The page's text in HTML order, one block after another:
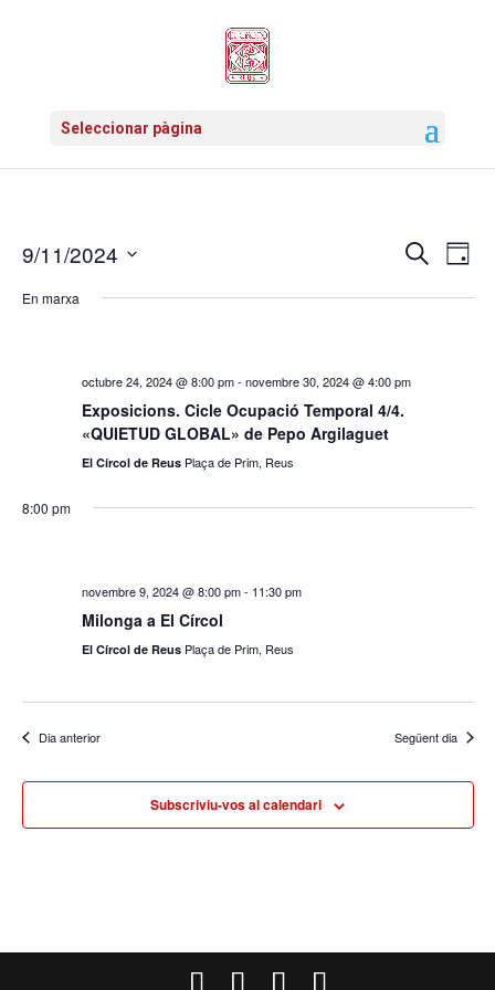
Seleccionar pàgina
visual
cerca
Cerca
de
Dia
9/11/2024
una
En marxa
octubre 24, 2024 @ 8:00 pm- novembre 30, 2024 @ 4:00 pm
Exposicions. Cicle Ocupació Temporal 4/4.
«QUIETUD GLOBAL» de Pepo Argilaguet
El Círcol de Reus Plaça de Prim, Reus
8:00 pm
novembre 9, 2024 @ 8:00 pm- 11:30 pm
Milonga a El Círcol
El Círcol de Reus Plaça de Prim, Reus
Dia anterior Següent dia
Subscriviu-vos al calendari